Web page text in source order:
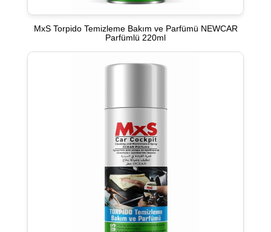
MxS Torpido Temizleme Bakım ve Parfümü NEWCAR
Parfümlü 220ml